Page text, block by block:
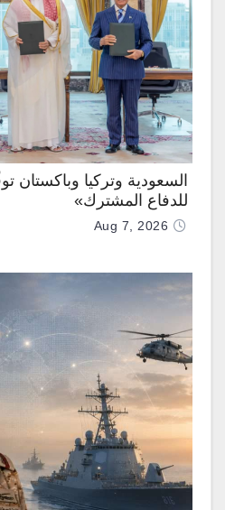
السعودية وتركيا وباكستان
للدفاع المشترك»
Aug 7, 2026